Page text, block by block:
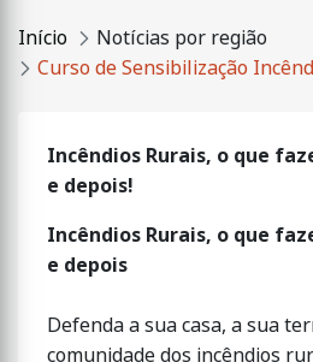
Início
Notícias por região
Curso de Sensibilização
Incêndios Rurais, o que
e depois!
Incêndios Rurais, o que
e depois
Defenda a sua casa, a sua
comunidade dos incêndios